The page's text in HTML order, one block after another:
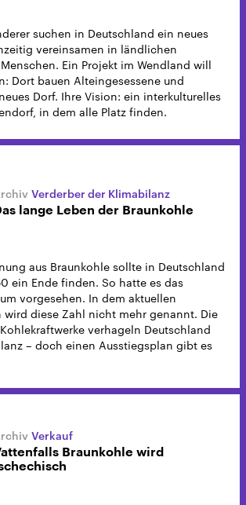
suchen in Deutschland ein neues
vereinsamen in ländlichen
Ein Projekt im Wendland will
Dort bauen Alteingesessene und
Dorf. Ihre Vision: ein interkulturelles
in dem alle Platz finden.
Verderber der Klimabilanz
lange Leben der Braunkohle
aus Braunkohle sollte in Deutschland
ein Ende finden. So hatte es das
vorgesehen. In dem aktuellen
wird diese Zahl nicht mehr genannt. Die
verhageln Deutschland
– doch einen Ausstiegsplan gibt es
Verkauf
Braunkohle wird